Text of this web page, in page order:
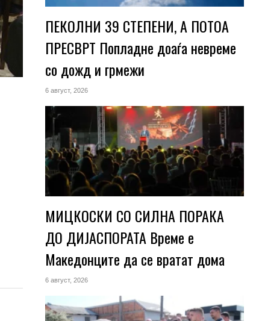
ПЕКОЛНИ 39 СТЕПЕНИ, А ПОТОА
ПРЕСВРТ Попладне доаѓа невреме
со дожд и грмежи
6 август, 2026
МИЦКОСКИ СО СИЛНА ПОРАКА
ДО ДИЈАСПОРАТА Време е
Македонците да се вратат дома
6 август, 2026